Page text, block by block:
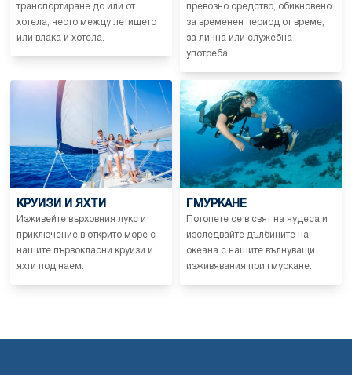
транспортиране до или от
хотела, често между летището
или влака и хотела.
превозно средство, обикновено
за временен период от време,
за лична или служебна
употреба.
КРУИЗИ И ЯХТИ
Изживейте върховния лукс и
приключение в открито море с
нашите първокласни круизи и
яхти под наем.
ГМУРКАНЕ
Потопете се в свят на чудеса и
изследвайте дълбините на
океана с нашите вълнуващи
изживявания при гмуркане.